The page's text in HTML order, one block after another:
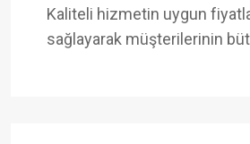
Kaliteli hizmetin uygun
sağlayarak müşterilerinin